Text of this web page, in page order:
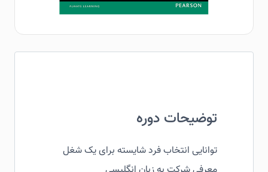
توضیحات دوره
توانایی انتخاب فرد شایسته برای یک شغل